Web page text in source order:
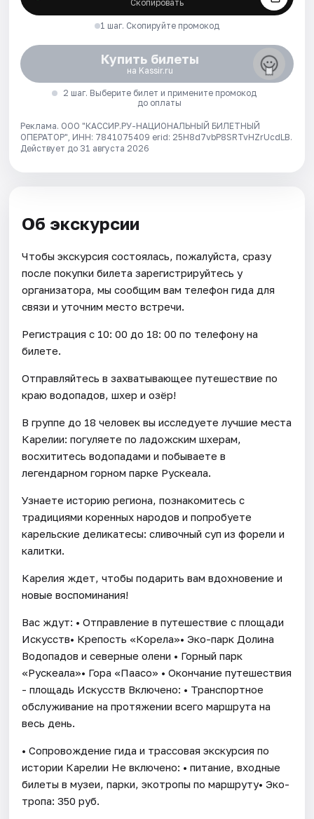
Скопировать
1 шаг. Скопируйте промокод
Купить билеты
на Kassir.ru
2 шаг. Выберите билет и примените промокод
до оплаты
Реклама. ООО "КАССИР.РУ-НАЦИОНАЛЬНЫЙ БИЛЕТНЫЙ
ОПЕРАТОР", ИНН: 7841075409 erid: 25H8d7vbP8SRTvHZrUcdLB.
Действует до 31 августа 2026
Об экскурсии
Чтобы экскурсия состоялась, пожалуйста, сразу
после покупки билета зарегистрируйтесь у
организатора, мы сообщим вам телефон гида для
связи и уточним место встречи.
Регистрация с 10: 00 до 18: 00 по телефону на
билете.
Отправляйтесь в захватывающее путешествие по
краю водопадов, шхер и озёр!
В группе до 18 человек вы исследуете лучшие места
Карелии: погуляете по ладожским шхерам,
восхититесь водопадами и побываете в
легендарном горном парке Рускеала.
Узнаете историю региона, познакомитесь с
традициями коренных народов и попробуете
карельские деликатесы: сливочный суп из форели и
калитки.
Карелия ждет, чтобы подарить вам вдохновение и
новые воспоминания!
Вас ждут: • Отправление в путешествие с площади
Искусств• Крепость «Корела»• Эко-парк Долина
Водопадов и северные олени • Горный парк
«Рускеала»• Гора «Паасо» • Окончание путешествия
- площадь Искусств Включено: • Транспортное
обслуживание на протяжении всего маршрута на
весь день.
• Сопровождение гида и трассовая экскурсия по
истории Карелии Не включено: • питание, входные
билеты в музеи, парки, экотропы по маршруту• Эко-
тропа: 350 руб.